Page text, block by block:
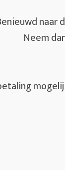
naar
Neem